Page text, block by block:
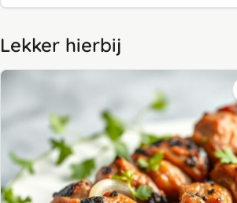
Lekker hierbij